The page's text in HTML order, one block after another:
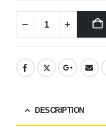
DESCRIPTION